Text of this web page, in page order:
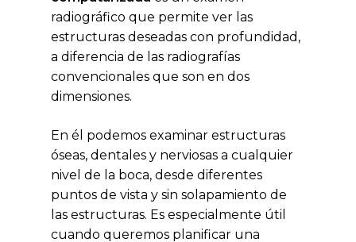
radiográfico que permite ver las
estructuras deseadas con profundidad,
a diferencia de las radiografías
convencionales que son en dos
dimensiones.
En él podemos examinar estructuras
óseas, dentales y nerviosas a cualquier
nivel de la boca, desde diferentes
puntos de vista y sin solapamiento de
las estructuras. Es especialmente útil
cuando queremos planificar una